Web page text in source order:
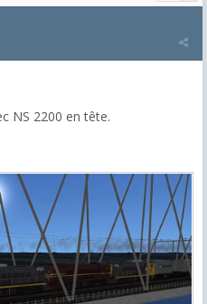
NS 2200 en tête.